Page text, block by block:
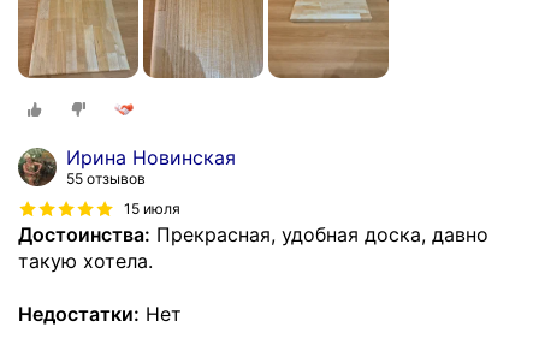
Ирина Новинская
55 отзывов
15 июля
Достоинства: Прекрасная, удобная доска, давно
такую хотела.
Недостатки: Нет